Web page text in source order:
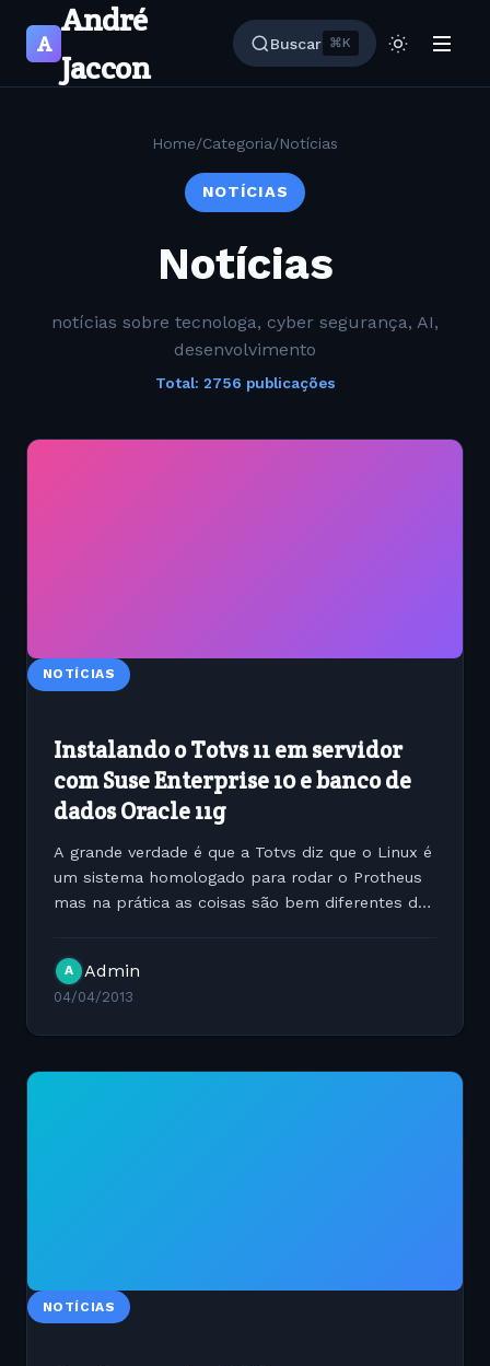
A
André
Jaccon
Buscar ⌘K
Home/Categoria/Notícias
NOTÍCIAS
Notícias
notícias sobre tecnologa, cyber segurança, AI,
desenvolvimento
Total: 2756 publicações
NOTÍCIAS
Instalando o Totvs 11 em servidor
com Suse Enterprise 10 e banco de
dados Oracle 11g
A grande verdade é que a Totvs diz que o Linux é
um sistema homologado para rodar o Protheus
mas na prática as coisas são bem diferentes da
SUSE Linux...
A Admin
04/04/2013
NOTÍCIAS